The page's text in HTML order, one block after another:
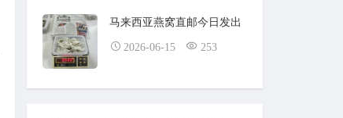
马来西亚燕窝直邮今日发出
2026-06-15 253